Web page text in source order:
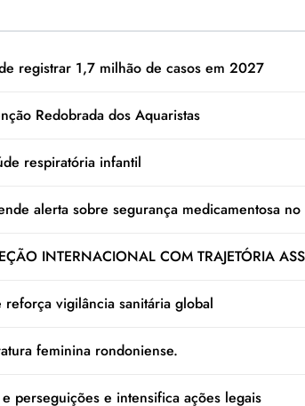
registrar 1,7 milhão de casos em 2027
Redobrada dos Aquaristas
respiratória infantil
alerta sobre segurança medicamentosa no
INTERNACIONAL COM TRAJETÓRIA
vigilância sanitária global
feminina rondoniense.
perseguições e intensifica ações legais